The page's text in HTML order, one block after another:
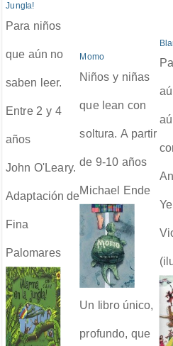
Jungla!
Para niños
que aún no
saben leer.
Entre 2 y 4
años
John O'Leary.
Adaptación de
Fina
Palomares
Momo
Niños y niñas
que lean con
soltura. A partir
de 9-10 años
Michael Ende
Un libro único,
profundo, que